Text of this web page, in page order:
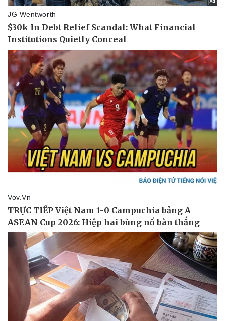
Thể thao
Bóng đá
Lịch thi đấu bóng đá
Thế giới thể thao
Ô tô - Xe máy
Ô tô
Xe máy
Tư vấn